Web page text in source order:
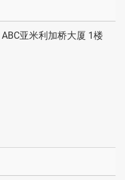
亚米利加桥大厦 1楼